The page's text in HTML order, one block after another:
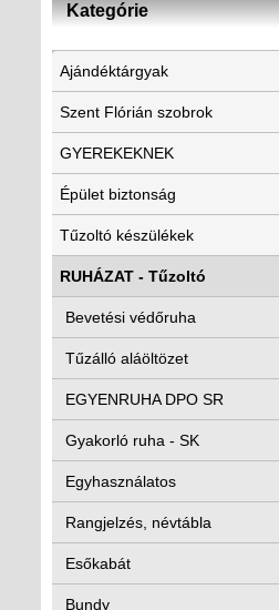
Kategórie
Ajándéktárgyak
Szent Flórián szobrok
GYEREKEKNEK
Épület biztonság
Tűzoltó készülékek
RUHÁZAT - Tűzoltó
Bevetési védőruha
Tűzálló aláöltözet
EGYENRUHA DPO SR
Gyakorló ruha - SK
Egyhasználatos
Rangjelzés, névtábla
Esőkabát
Bundy